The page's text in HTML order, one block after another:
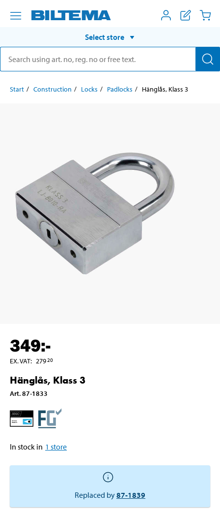
Select store
Start Construction Locks Padlocks Hänglås, Klass 3
349:-
EX. VAT: 27920
Hänglås, Klass 3
Art.87-1833
In stock in 1 store
Replaced by87-1839